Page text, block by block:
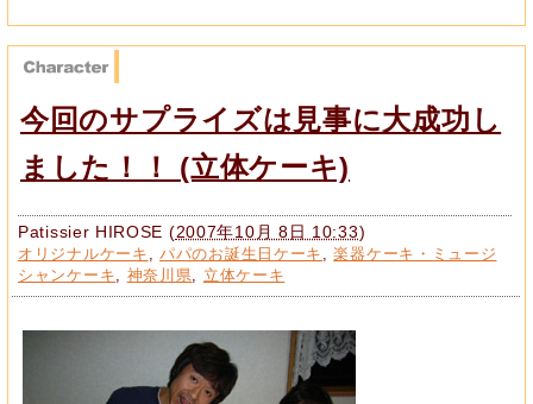
今回のサプライズは見事に大成功し
ました！！ (立体ケーキ)
Patissier HIROSE (2007年10月 8日 10:33)
オリジナルケーキ ,パパのお誕生日ケーキ ,楽器ケーキ・ミュージ
シャンケーキ
神奈川県 立体ケーキ